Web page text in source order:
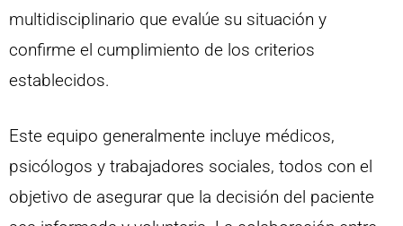
multidisciplinario que evalúe su situación y
confirme el cumplimiento de los criterios
establecidos.
Este equipo generalmente incluye médicos,
psicólogos y trabajadores sociales, todos con el
objetivo de asegurar que la decisión del paciente